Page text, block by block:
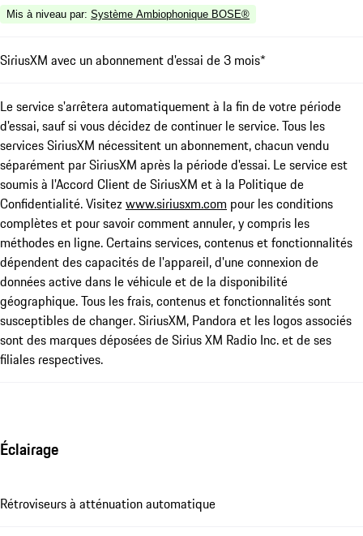
Mis à niveau par: Système Ambiophonique BOSE®
SiriusXM avec un abonnement d'essai de 3 mois*
Le service s'arrêtera automatiquement à la fin de votre période
d'essai, sauf si vous décidez de continuer le service. Tous les
services SiriusXM nécessitent un abonnement, chacun vendu
séparément par SiriusXM après la période d'essai. Le service est
soumis à l'Accord Client de SiriusXM et à la Politique de
Confidentialité. Visitezwww.siriusxm.com pour les conditions
complètes et pour savoir comment annuler, y compris les
méthodes en ligne. Certains services, contenus et fonctionnalités
dépendent des capacités de l'appareil, d'une connexion de
données active dans le véhicule et de la disponibilité
géographique. Tous les frais, contenus et fonctionnalités sont
susceptibles de changer. SiriusXM, Pandora et les logos associés
sont des marques déposées de Sirius XM Radio Inc. et de ses
filiales respectives.
Éclairage
Rétroviseurs à atténuation automatique